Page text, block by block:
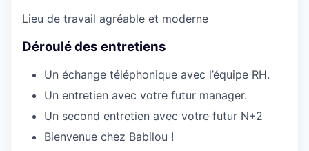
Lieu de travail agréable et moderne
Déroulé des entretiens
Un échange téléphonique avec l’équipe RH.
Un entretien avec votre futur manager.
Un second entretien avec votre futur N+2
Bienvenue chez Babilou !